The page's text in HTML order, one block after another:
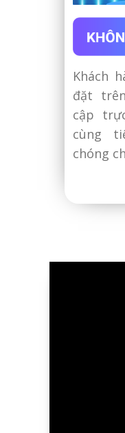
Khách
đặt
cập
cùng
chóng